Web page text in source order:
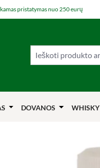
pristatymas nuo 250 eurų
DOVANOS WHISKY